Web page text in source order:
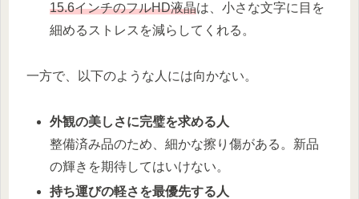
15.6インチのフルHD液晶は、小さな文字に目を
細めるストレスを減らしてくれる。
一方で、以下のような人には向かない。
外観の美しさに完璧を求める人
整備済み品のため、細かな擦り傷がある。新品
の輝きを期待してはいけない。
持ち運びの軽さを最優先する人